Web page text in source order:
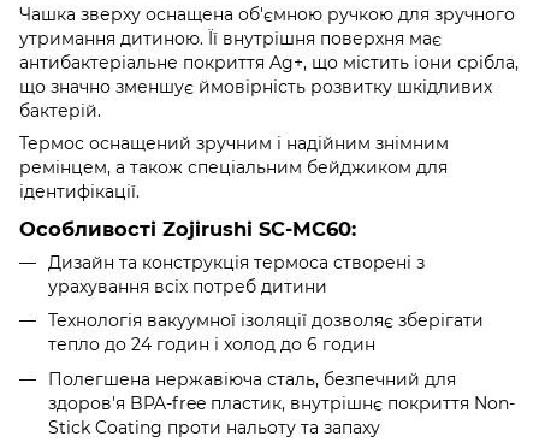
Чашка зверху оснащена об'ємною ручкою для зручного
утримання дитиною. Її внутрішня поверхня має
антибактеріальне покриття Ag+, що містить іони срібла,
що значно зменшує ймовірність розвитку шкідливих
бактерій.
Термос оснащений зручним і надійним знімним
ремінцем, а також спеціальним бейджиком для
ідентифікації.
Особливості Zojirushi SC-MC60:
Дизайн та конструкція термоса створені з
урахування всіх потреб дитини
Технологія вакуумної ізоляції дозволяє зберігати
тепло до 24 годин і холод до 6 годин
Полегшена нержавіюча сталь, безпечний для
здоров'я BPA-free пластик, внутрішнє покриття Non-
Stick Coating проти нальоту та запаху